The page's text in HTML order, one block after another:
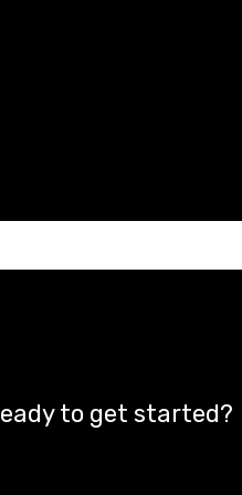
to get started?